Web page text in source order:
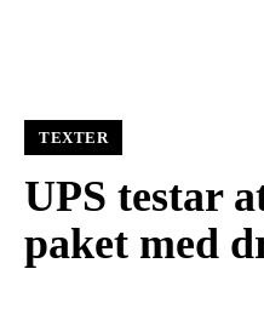
TEXTER
UPS testar
paket med